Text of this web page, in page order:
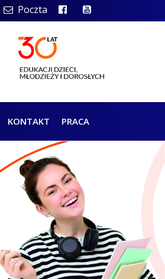
Poczta
KONTAKT PRACA